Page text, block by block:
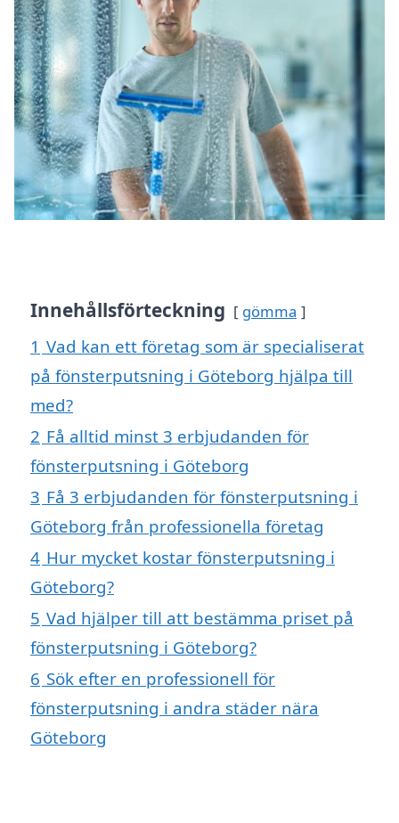
Innehållsförteckning gömma
1 Vad kan ett företag som är specialiserat
på fönsterputsning i Göteborg hjälpa till
med?
2 Få alltid minst 3 erbjudanden för
fönsterputsning i Göteborg
3 Få 3 erbjudanden för fönsterputsning i
Göteborg från professionella företag
4 Hur mycket kostar fönsterputsning i
Göteborg?
5 Vad hjälper till att bestämma priset på
fönsterputsning i Göteborg?
6 Sök efter en professionell för
fönsterputsning i andra städer nära
Göteborg